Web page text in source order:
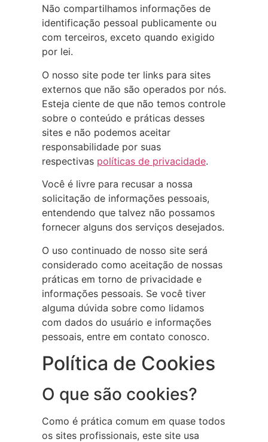
Não compartilhamos informações de
identificação pessoal publicamente ou
com terceiros, exceto quando exigido
por lei.
O nosso site pode ter links para sites
externos que não são operados por nós.
Esteja ciente de que não temos controle
sobre o conteúdo e práticas desses
sites e não podemos aceitar
responsabilidade por suas
respectivas políticas de privacidade.
Você é livre para recusar a nossa
solicitação de informações pessoais,
entendendo que talvez não possamos
fornecer alguns dos serviços desejados.
O uso continuado de nosso site será
considerado como aceitação de nossas
práticas em torno de privacidade e
informações pessoais. Se você tiver
alguma dúvida sobre como lidamos
com dados do usuário e informações
pessoais, entre em contato conosco.
Política de Cookies
O que são cookies?
Como é prática comum em quase todos
os sites profissionais, este site usa